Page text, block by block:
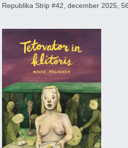
Republika Strip #42, december 2025,